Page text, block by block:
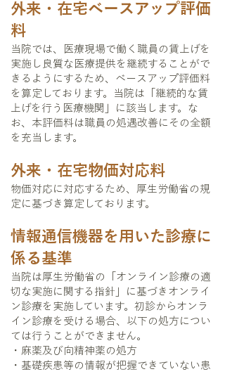
外来・在宅ベースアップ評価
料
当院では、医療現場で働く職員の賃上げを
実施し良質な医療提供を継続することがで
きるようにするため、ベースアップ評価料
を算定しております。当院は「継続的な賃
上げを行う医療機関」に該当します。な
お、本評価料は職員の処遇改善にその全額
を充当します。
外来・在宅物価対応料
物価対応に対応するため、厚生労働省の規
定に基づき算定しております。
情報通信機器を用いた診療に
係る基準
当院は厚生労働省の「オンライン診療の適
切な実施に関する指針」に基づきオンライ
ン診療を実施しています。初診からオンラ
イン診療を受ける場合、以下の処方につい
ては行うことができません。
・麻薬及び向精神薬の処方
・基礎疾患等の情報が把握できていない患